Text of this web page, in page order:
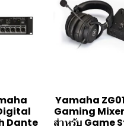
Dante
Yamaha
Gaming
สำหรับ Game